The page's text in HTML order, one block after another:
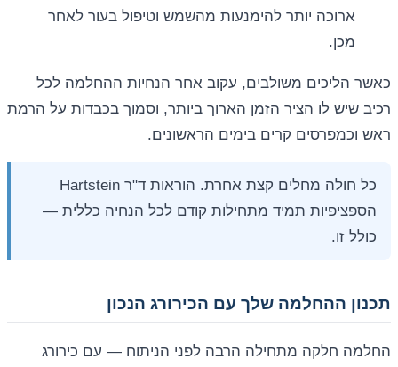
ארוכה יותר להימנעות מהשמש וטיפול בעור לאחר
מכן.
כאשר הליכים משולבים, עקוב אחר הנחיות ההחלמה לכל
רכיב שיש לו הציר הזמן הארוך ביותר, וסמוך בכבדות על הרמת
ראש וכמפרסים קרים בימים הראשונים.
כל חולה מחלים קצת אחרת. הוראות ד"ר Hartstein
הספציפיות תמיד מתחילות קודם לכל הנחיה כללית —
כולל זו.
תכנון ההחלמה שלך עם הכירורג הנכון
החלמה חלקה מתחילה הרבה לפני הניתוח — עם כירורג